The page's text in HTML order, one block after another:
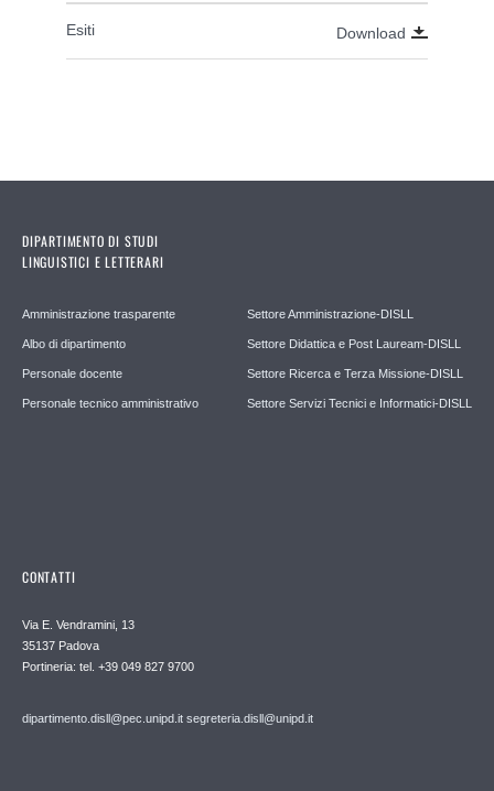
Esiti Download
DIPARTIMENTO DI STUDI
LINGUISTICI E LETTERARI
Amministrazione trasparente
Albo di dipartimento
Personale docente
Personale tecnico amministrativo
Settore Amministrazione-DISLL
Settore Didattica e Post Lauream-DISLL
Settore Ricerca e Terza Missione-DISLL
Settore Servizi Tecnici e Informatici-DISLL
CONTATTI
Via E. Vendramini, 13
35137 Padova
Portineria: tel. +39 049 827 9700
dipartimento.disll@pec.unipd.it segreteria.disll@unipd.it